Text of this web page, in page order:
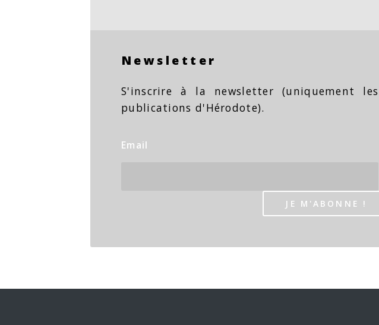
Newsletter
S'inscrire à la newsletter (uniquement les
publications d'Hérodote).
Email